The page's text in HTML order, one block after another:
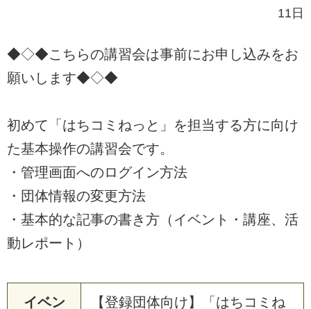
11日
◆◇◆こちらの講習会は事前にお申し込みをお
願いします◆◇◆
初めて「はちコミねっと」を担当する方に向け
た基本操作の講習会です。
・管理画面へのログイン方法
・団体情報の変更方法
・基本的な記事の書き方（イベント・講座、活
動レポート）
イベン 【登録団体向け】「はちコミね